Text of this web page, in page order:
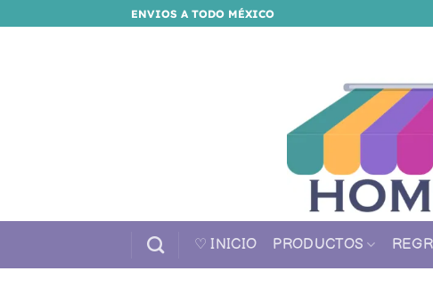
al
ENVIOS A TODO MÉXICO
♡ INICIO PRODUCTOS